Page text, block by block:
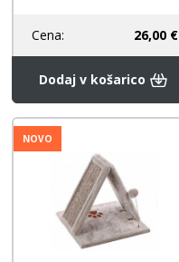
Cena: 26,00 €
Dodaj v košarico
NOVO